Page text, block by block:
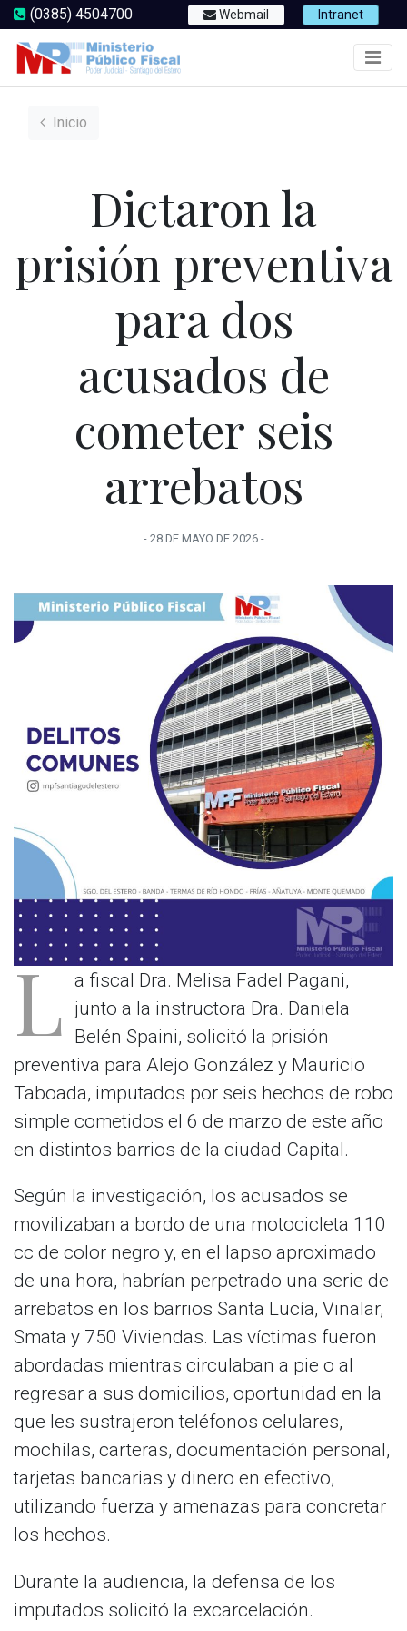
(0385) 4504700 Webmail Intranet
Inicio
Dictaron la
prisión preventiva
para dos
acusados de
cometer seis
arrebatos
- 28 DE MAYO DE 2026-
L a fiscal Dra. Melisa Fadel Pagani,
junto a la instructora Dra. Daniela
Belén Spaini, solicitó la prisión
preventiva para Alejo González y Mauricio
Taboada, imputados por seis hechos de robo
simple cometidos el 6 de marzo de este año
en distintos barrios de la ciudad Capital.
Según la investigación, los acusados se
movilizaban a bordo de una motocicleta 110
cc de color negro y, en el lapso aproximado
de una hora, habrían perpetrado una serie de
arrebatos en los barrios Santa Lucía, Vinalar,
Smata y 750 Viviendas. Las víctimas fueron
abordadas mientras circulaban a pie o al
regresar a sus domicilios, oportunidad en la
que les sustrajeron teléfonos celulares,
mochilas, carteras, documentación personal,
tarjetas bancarias y dinero en efectivo,
utilizando fuerza y amenazas para concretar
los hechos.
Durante la audiencia, la defensa de los
imputados solicitó la excarcelación.